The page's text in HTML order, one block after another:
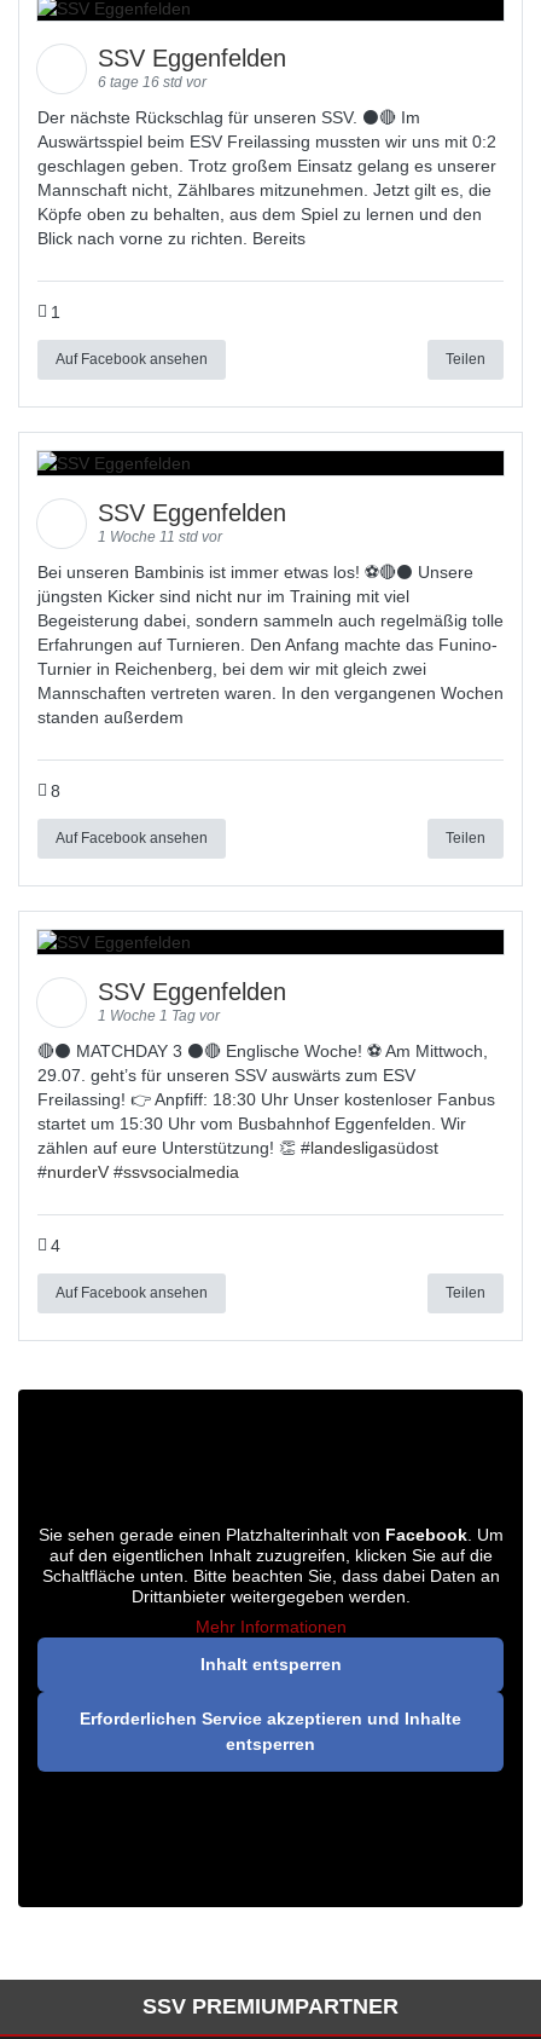
SSV Eggenfelden
6 tage 16 std vor
Der nächste Rückschlag für unseren SSV. ⚫🔴 Im
Auswärtsspiel beim ESV Freilassing mussten wir uns mit 0:2
geschlagen geben. Trotz großem Einsatz gelang es unserer
Mannschaft nicht, Zählbares mitzunehmen. Jetzt gilt es, die
Köpfe oben zu behalten, aus dem Spiel zu lernen und den
Blick nach vorne zu richten. Bereits
1
Auf Facebook ansehen Teilen
SSV Eggenfelden
1 Woche 11 std vor
Bei unseren Bambinis ist immer etwas los! ⚽️🔴⚫ Unsere
jüngsten Kicker sind nicht nur im Training mit viel
Begeisterung dabei, sondern sammeln auch regelmäßig tolle
Erfahrungen auf Turnieren. Den Anfang machte das Funino-
Turnier in Reichenberg, bei dem wir mit gleich zwei
Mannschaften vertreten waren. In den vergangenen Wochen
standen außerdem
8
Auf Facebook ansehen Teilen
SSV Eggenfelden
1 Woche 1 Tag vor
🔴⚫️ MATCHDAY 3 ⚫️🔴 Englische Woche! ⚽ Am Mittwoch,
29.07. geht’s für unseren SSV auswärts zum ESV
Freilassing! 👉 Anpfiff: 18:30 Uhr Unser kostenloser Fanbus
startet um 15:30 Uhr vom Busbahnhof Eggenfelden. Wir
zählen auf eure Unterstützung! 👏 #landesligasüdost
#nurderV #ssvsocialmedia
4
Auf Facebook ansehen Teilen
Sie sehen gerade einen Platzhalterinhalt von Facebook. Um
auf den eigentlichen Inhalt zuzugreifen, klicken Sie auf die
Schaltfläche unten. Bitte beachten Sie, dass dabei Daten an
Drittanbieter weitergegeben werden.
Mehr Informationen
Inhalt entsperren
Erforderlichen Service akzeptieren und Inhalte
entsperren
SSV PREMIUMPARTNER